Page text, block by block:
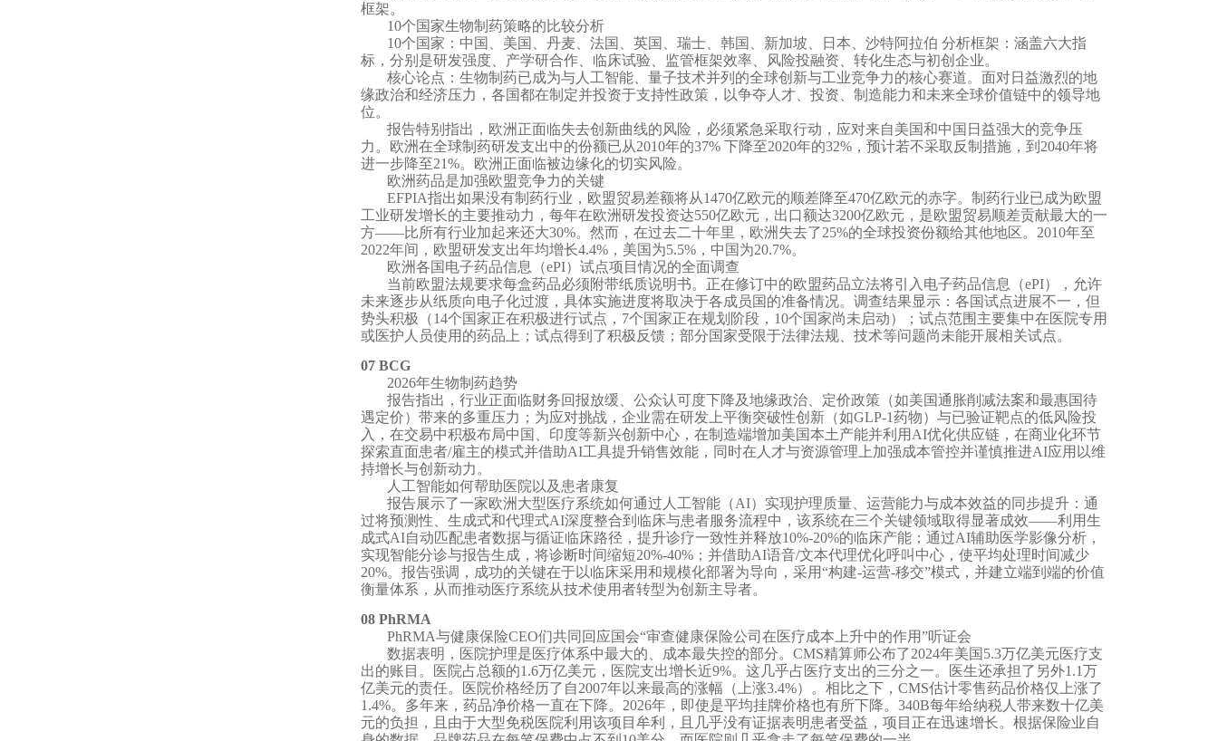
框架。
10个国家生物制药策略的比较分析
10个国家：中国、美国、丹麦、法国、英国、瑞士、韩国、新加坡、日本、沙特阿拉伯 分析框架：涵盖六大指
标，分别是研发强度、产学研合作、临床试验、监管框架效率、风险投融资、转化生态与初创企业。
核心论点：生物制药已成为与人工智能、量子技术并列的全球创新与工业竞争力的核心赛道。面对日益激烈的地
缘政治和经济压力，各国都在制定并投资于支持性政策，以争夺人才、投资、制造能力和未来全球价值链中的领导地
位。
报告特别指出，欧洲正面临失去创新曲线的风险，必须紧急采取行动，应对来自美国和中国日益强大的竞争压
力。欧洲在全球制药研发支出中的份额已从2010年的37% 下降至2020年的32%，预计若不采取反制措施，到2040年将
进一步降至21%。欧洲正面临被边缘化的切实风险。
欧洲药品是加强欧盟竞争力的关键
EFPIA指出如果没有制药行业，欧盟贸易差额将从1470亿欧元的顺差降至470亿欧元的赤字。制药行业已成为欧盟
工业研发增长的主要推动力，每年在欧洲研发投资达550亿欧元，出口额达3200亿欧元，是欧盟贸易顺差贡献最大的一
方——比所有行业加起来还大30%。然而，在过去二十年里，欧洲失去了25%的全球投资份额给其他地区。2010年至
2022年间，欧盟研发支出年均增长4.4%，美国为5.5%，中国为20.7%。
欧洲各国电子药品信息（ePI）试点项目情况的全面调查
当前欧盟法规要求每盒药品必须附带纸质说明书。正在修订中的欧盟药品立法将引入电子药品信息（ePI），允许
未来逐步从纸质向电子化过渡，具体实施进度将取决于各成员国的准备情况。调查结果显示：各国试点进展不一，但
势头积极（14个国家正在积极进行试点，7个国家正在规划阶段，10个国家尚未启动）；试点范围主要集中在医院专用
或医护人员使用的药品上；试点得到了积极反馈；部分国家受限于法律法规、技术等问题尚未能开展相关试点。
07 BCG
2026年生物制药趋势
报告指出，行业正面临财务回报放缓、公众认可度下降及地缘政治、定价政策（如美国通胀削减法案和最惠国待
遇定价）带来的多重压力；为应对挑战，企业需在研发上平衡突破性创新（如GLP-1药物）与已验证靶点的低风险投
入，在交易中积极布局中国、印度等新兴创新中心，在制造端增加美国本土产能并利用AI优化供应链，在商业化环节
探索直面患者/雇主的模式并借助AI工具提升销售效能，同时在人才与资源管理上加强成本管控并谨慎推进AI应用以维
持增长与创新动力。
人工智能如何帮助医院以及患者康复
报告展示了一家欧洲大型医疗系统如何通过人工智能（AI）实现护理质量、运营能力与成本效益的同步提升：通
过将预测性、生成式和代理式AI深度整合到临床与患者服务流程中，该系统在三个关键领域取得显著成效——利用生
成式AI自动匹配患者数据与循证临床路径，提升诊疗一致性并释放10%-20%的临床产能；通过AI辅助医学影像分析，
实现智能分诊与报告生成，将诊断时间缩短20%-40%；并借助AI语音/文本代理优化呼叫中心，使平均处理时间减少
20%。报告强调，成功的关键在于以临床采用和规模化部署为导向，采用“构建-运营-移交”模式，并建立端到端的价值
衡量体系，从而推动医疗系统从技术使用者转型为创新主导者。
08 PhRMA
PhRMA与健康保险CEO们共同回应国会“审查健康保险公司在医疗成本上升中的作用”听证会
数据表明，医院护理是医疗体系中最大的、成本最失控的部分。CMS精算师公布了2024年美国5.3万亿美元医疗支
出的账目。医院占总额的1.6万亿美元，医院支出增长近9%。这几乎占医疗支出的三分之一。医生还承担了另外1.1万
亿美元的责任。医院价格经历了自2007年以来最高的涨幅（上涨3.4%）。相比之下，CMS估计零售药品价格仅上涨了
1.4%。多年来，药品净价格一直在下降。2026年，即使是平均挂牌价格也有所下降。340B每年给纳税人带来数十亿美
元的负担，且由于大型免税医院利用该项目牟利，且几乎没有证据表明患者受益，项目正在迅速增长。根据保险业自